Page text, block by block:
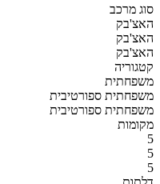
סוג מרכב
האצ'בק
האצ'בק
האצ'בק
קטגוריה
משפחתית
משפחתית ספורטיבית
משפחתית ספורטיבית
מקומות
5
5
5